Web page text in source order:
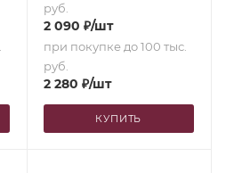
руб.
2 090 ₽/шт
при покупке до 100 тыс.
руб.
2 280 ₽/шт
КУПИТЬ